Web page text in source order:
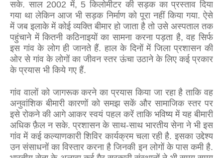
सके. साल 2002 में, 5 किलोमीटर की सड़क का प्रस्ताव दिया
गया था लेकिन आज भी सड़क निर्माण को पूरा नहीं किया गया. ऐसे
में जब इलाके में कोई व्यक्ति बीमार हो जाता है तो उसे अस्पताल तक
पहुंचाने में कितनी कठिनाइयों का सामना करना पड़ता है, वह सिर्फ
इस गांव के लोग ही जानते हैं. हाल के दिनों में जिला प्रशासन की
ओर से गांव के लोगों का जीवन स्तर ऊंचा उठाने के लिए कई प्रकार
के प्रयास भी किये गए हैं.
गांव वालों को जागरूक करने का प्रयास किया जा रहा है ताकि वह
अनुवांशिक बीमारी कारणों को समझ सकें और सामाजिक स्तर पर
इसे रोकने की आगे आकर स्वयं पहल करें ताकि भविष्य में यह बीमारी
अधिक फ़ैल न सके. प्रशासन के साथ-साथ भारतीय सेना ने भी इस
गांव में कई कल्याणकारी शिविर कार्यक्रम चला रही है. इसका उद्देश्य
उन संसाधनों का विस्तार करना है जिनकी इन लोगों के पास कमी है.